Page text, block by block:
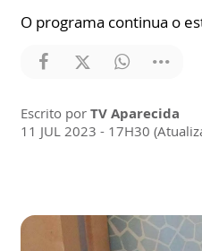
O programa continua o
Escrito por TV Aparecida
11 JUL 2023 - 17H30